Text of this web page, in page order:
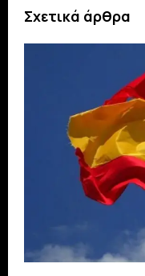
Σχετικά άρθρα